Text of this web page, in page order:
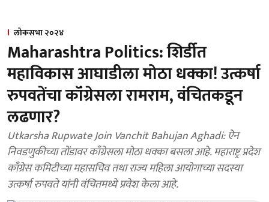
लोकसभा २०२४
Maharashtra Politics: शिर्डीत
महाविकास आघाडीला मोठा धक्का! उत्कर्षा
रुपवतेंचा कॉंग्रेसला रामराम, वंचितकडून
लढणार?
Utkarsha Rupwate Join Vanchit Bahujan Aghadi: ऐन
निवडणुकीच्या तोंडावर काँग्रेसला मोठा धक्का बसला आहे. महाराष्ट्र प्रदेश
काँग्रेस कमिटीच्या महासचिव तथा राज्य महिला आयोगाच्या सदस्या
उत्कर्षा रुपवते यांनी वंचितमध्ये प्रवेश केला आहे.